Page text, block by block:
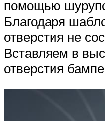
помощью
Благодаря
отверстия не
Вставляем в
отверстия